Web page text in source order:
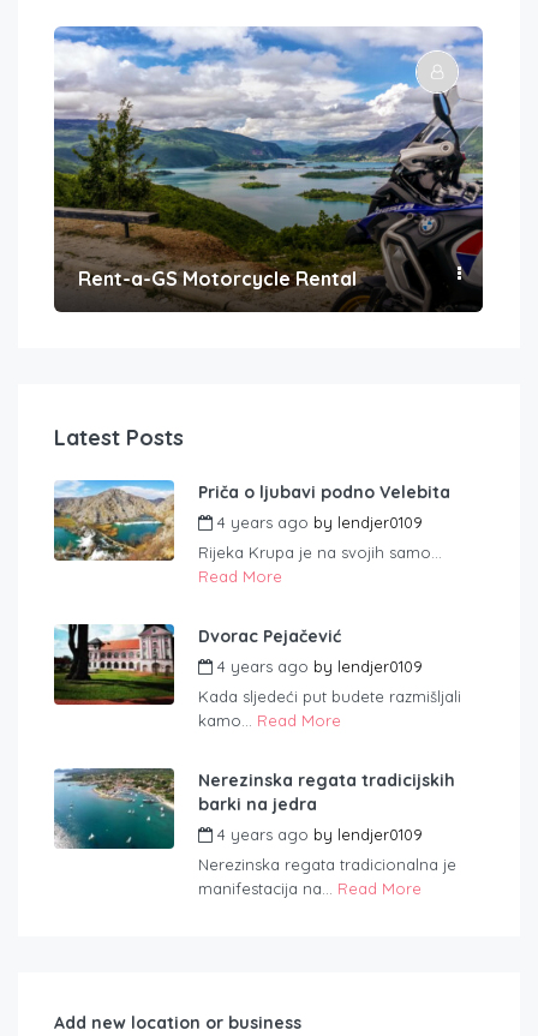
Rent-a-GS Motorcycle Rental
Latest Posts
Priča o ljubavi podno Velebita
4 years ago by lendjer0109
Rijeka Krupa je na svojih samo...
Read More
Dvorac Pejačević
4 years ago by lendjer0109
Kada sljedeći put budete razmišljali
kamo... Read More
Nerezinska regata tradicijskih
barki na jedra
4 years ago by lendjer0109
Nerezinska regata tradicionalna je
manifestacija na... Read More
Add new location or business